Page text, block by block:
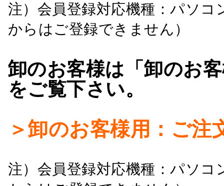
注）会員登録対応機種：パソ
からはご登録できません）
卸のお客様は「卸のお
をご覧下さい。
＞卸のお客様用：ご注
注）会員登録対応機種：パソ